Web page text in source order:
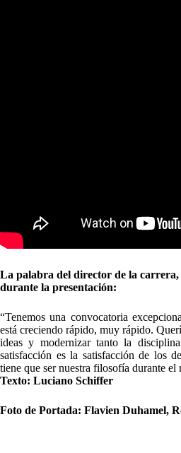
La palabra del director de la
durante la presentación:
“Tenemos una convocatoria
está creciendo rápido, muy rápido.
ideas y modernizar tanto la
satisfacción es la satisfacción de los
tiene que ser nuestra filosofía durante el
Texto: Luciano Schiffer
Foto de Portada: Flavien Duhamel,